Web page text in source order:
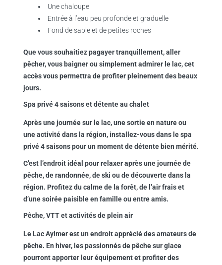
Une chaloupe
Entrée à l’eau peu profonde et graduelle
Fond de sable et de petites roches
Que vous souhaitiez pagayer tranquillement, aller
pêcher, vous baigner ou simplement admirer le lac, cet
accès vous permettra de profiter pleinement des beaux
jours.
Spa privé 4 saisons et détente au chalet
Après une journée sur le lac, une sortie en nature ou
une activité dans la région, installez-vous dans le spa
privé 4 saisons pour un moment de détente bien mérité.
C’est l’endroit idéal pour relaxer après une journée de
pêche, de randonnée, de ski ou de découverte dans la
région. Profitez du calme de la forêt, de l’air frais et
d’une soirée paisible en famille ou entre amis.
Pêche, VTT et activités de plein air
Le Lac Aylmer est un endroit apprécié des amateurs de
pêche. En hiver, les passionnés de pêche sur glace
pourront apporter leur équipement et profiter des